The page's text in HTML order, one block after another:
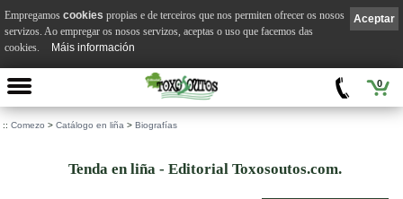
0
:: Comezo > Catálogo en liña > Biografías
Tenda en liña - Editorial Toxosoutos.com.
Aceptar
Empregamos cookies propias e de terceiros que nos permiten ofrecer os nosos
servizos. Ao empregar os nosos servizos, aceptas o uso que facemos das
cookies.
Máis información